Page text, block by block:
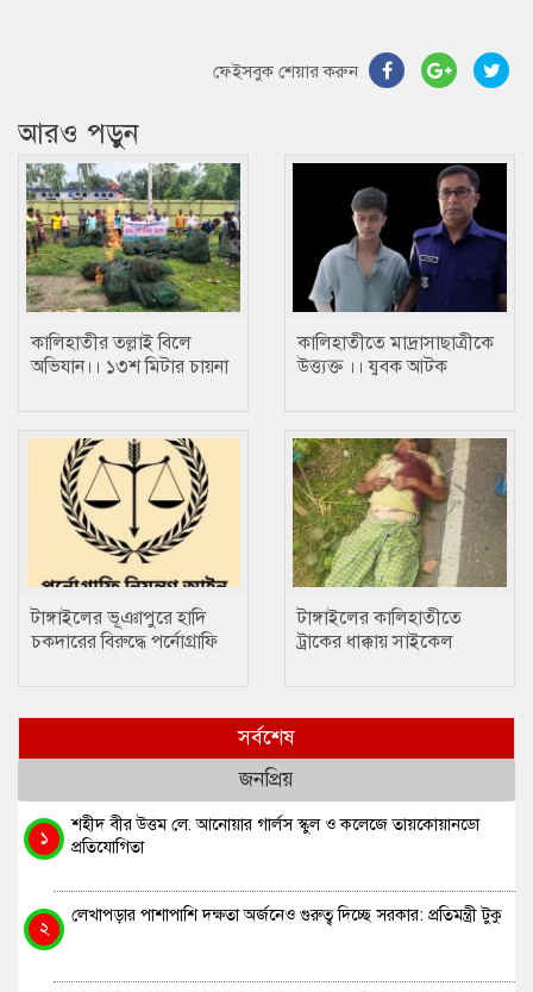
ফেইসবুক শেয়ার করুন
আরও পড়ুন
কালিহাতীর তল্লাই বিলে
অভিযান।। ১৩শ মিটার চায়না
কালিহাতীতে মাদ্রাসাছাত্রীকে
উত্ত্যক্ত ।। যুবক আটক
টাঙ্গাইলের ভূঞাপুরে হাদি
চকদারের বিরুদ্ধে পর্নোগ্রাফি
টাঙ্গাইলের কালিহাতীতে
ট্রাকের ধাক্কায় সাইকেল
সর্বশেষ
জনপ্রিয়
১
শহীদ বীর উত্তম লে. আনোয়ার গার্লস স্কুল ও কলেজে তায়কোয়ানডো
প্রতিযোগিতা
২
লেখাপড়ার পাশাপাশি দক্ষতা অর্জনেও গুরুত্ব দিচ্ছে সরকার: প্রতিমন্ত্রী টুকু